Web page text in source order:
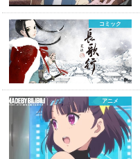
コミック
アニメ